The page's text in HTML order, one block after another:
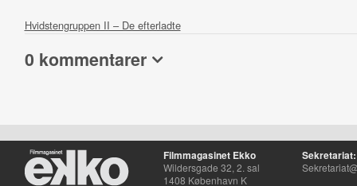
Hvidstengruppen II – De efterladte
0 kommentarer
Filmmagasinet Ekko
Wildersgade 32, 2. sal
1408 København K
Sekretariat: